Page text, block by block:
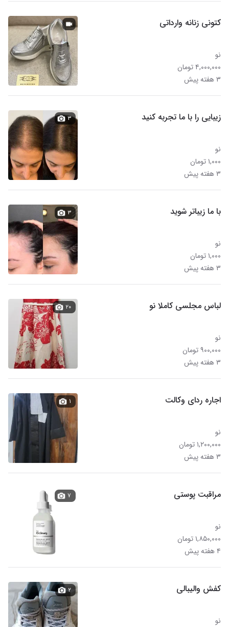
کتونی زنانه وارداتی
نو
۴,۰۰۰,۰۰۰ تومان
۳ هفته پیش
زیبایی را با ما‌ تجربه کنید
نو
۱,۰۰۰ تومان
۳ هفته پیش
۳
با ما زیباتر شوید
نو
۱,۰۰۰ تومان
۳ هفته پیش
۳
لباس مجلسی کاملا نو
نو
۹۰۰,۰۰۰ تومان
۳ هفته پیش
۲۰
اجاره ردای وکالت
نو
۱,۲۰۰,۰۰۰ تومان
۳ هفته پیش
۱
مراقبت پوستی
نو
۱,۸۵۰,۰۰۰ تومان
۴ هفته پیش
۷
کفش والیبالی
نو
۲